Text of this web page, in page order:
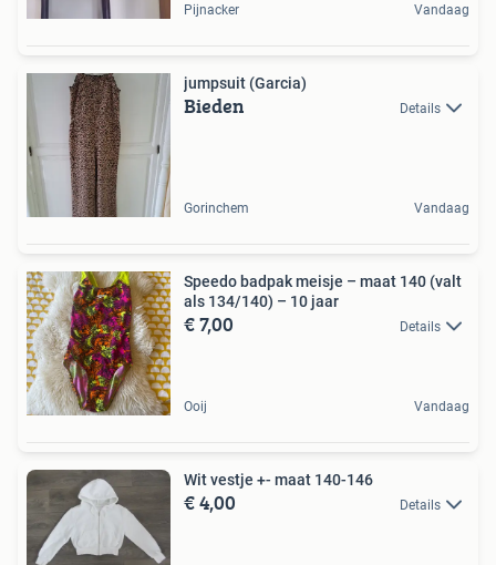
Pijnacker Vandaag
jumpsuit (Garcia)
Bieden Details
Gorinchem Vandaag
Speedo badpak meisje – maat 140 (valt
als 134/140) – 10 jaar
€ 7,00 Details
Ooij Vandaag
Wit vestje +- maat 140-146
€ 4,00 Details